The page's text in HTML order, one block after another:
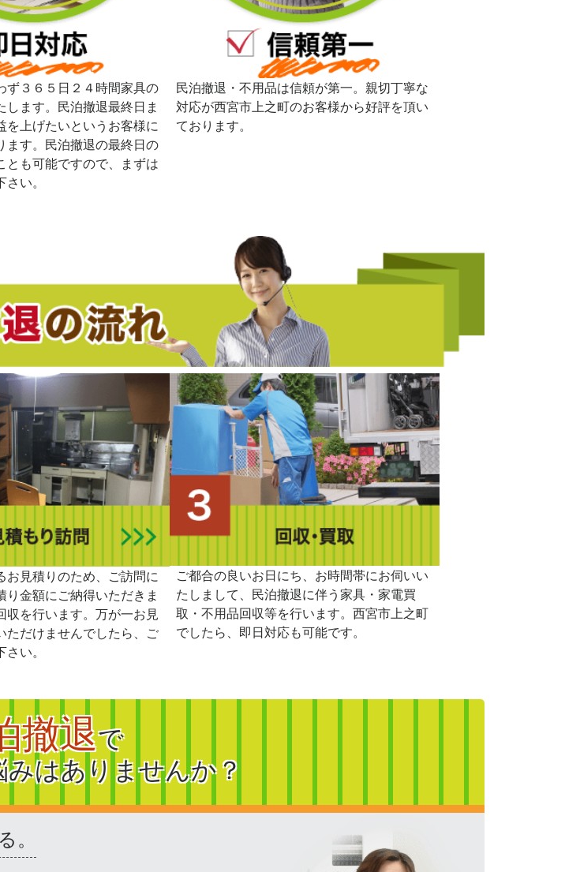
ず３６５日２４時間家具の
します。民泊撤退最終日ま
を上げたいというお客様に
ます。民泊撤退の最終日の
とも可能ですので、まずは
い。
民泊撤退・不用品は信頼が第一。親切丁寧な
対応が西宮市上之町のお客様から好評を頂い
ております。
お見積りのため、ご訪問に
り金額にご納得いただきま
収を行います。万が一お見
ただけませんでしたら、ご
い。
ご都合の良いお日にち、お時間帯にお伺いい
たしまして、民泊撤退に伴う家具・家電買
取・不用品回収等を行います。西宮市上之町
でしたら、即日対応も可能です。
撤退で
はありませんか？
。